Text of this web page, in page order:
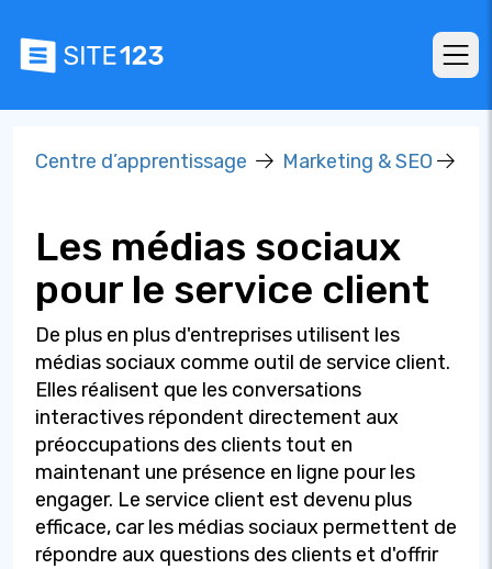
Centre d’apprentissage Marketing & SEO
Les médias sociaux
pour le service client
De plus en plus d'entreprises utilisent les
médias sociaux comme outil de service client.
Elles réalisent que les conversations
interactives répondent directement aux
préoccupations des clients tout en
maintenant une présence en ligne pour les
engager. Le service client est devenu plus
efficace, car les médias sociaux permettent de
répondre aux questions des clients et d'offrir